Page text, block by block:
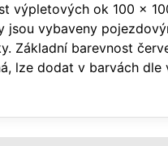
výpletových ok 100 x
jsou vybaveny
Základní barevnost
lze dodat v barvách dle